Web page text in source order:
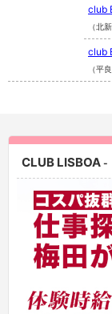
club
（北
club
（平
CLUB LISBOA -